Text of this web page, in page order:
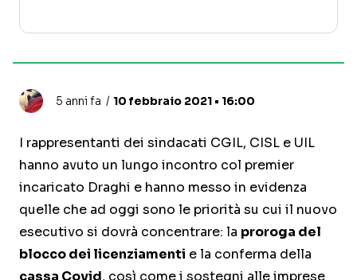
5 anni fa 10 febbraio 2021 • 16:00
I rappresentanti dei sindacati CGIL, CISL e UIL
hanno avuto un lungo incontro col premier
incaricato Draghi e hanno messo in evidenza
quelle che ad oggi sono le priorità su cui il nuovo
esecutivo si dovrà concentrare: la proroga del
blocco dei licenziamenti e la conferma della
cassa Covid, così come i sostegni alle imprese